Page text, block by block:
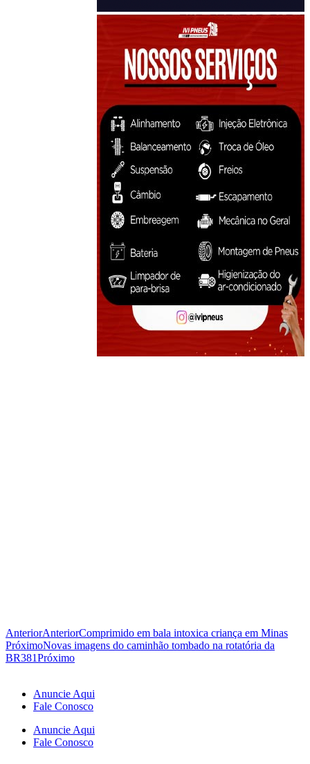
AnteriorAnteriorComprimido em bala intoxica criança em Minas
PróximoNovas imagens do caminhão tombado na rotatória da
BR381Próximo
Anuncie Aqui
Fale Conosco
Anuncie Aqui
Fale Conosco